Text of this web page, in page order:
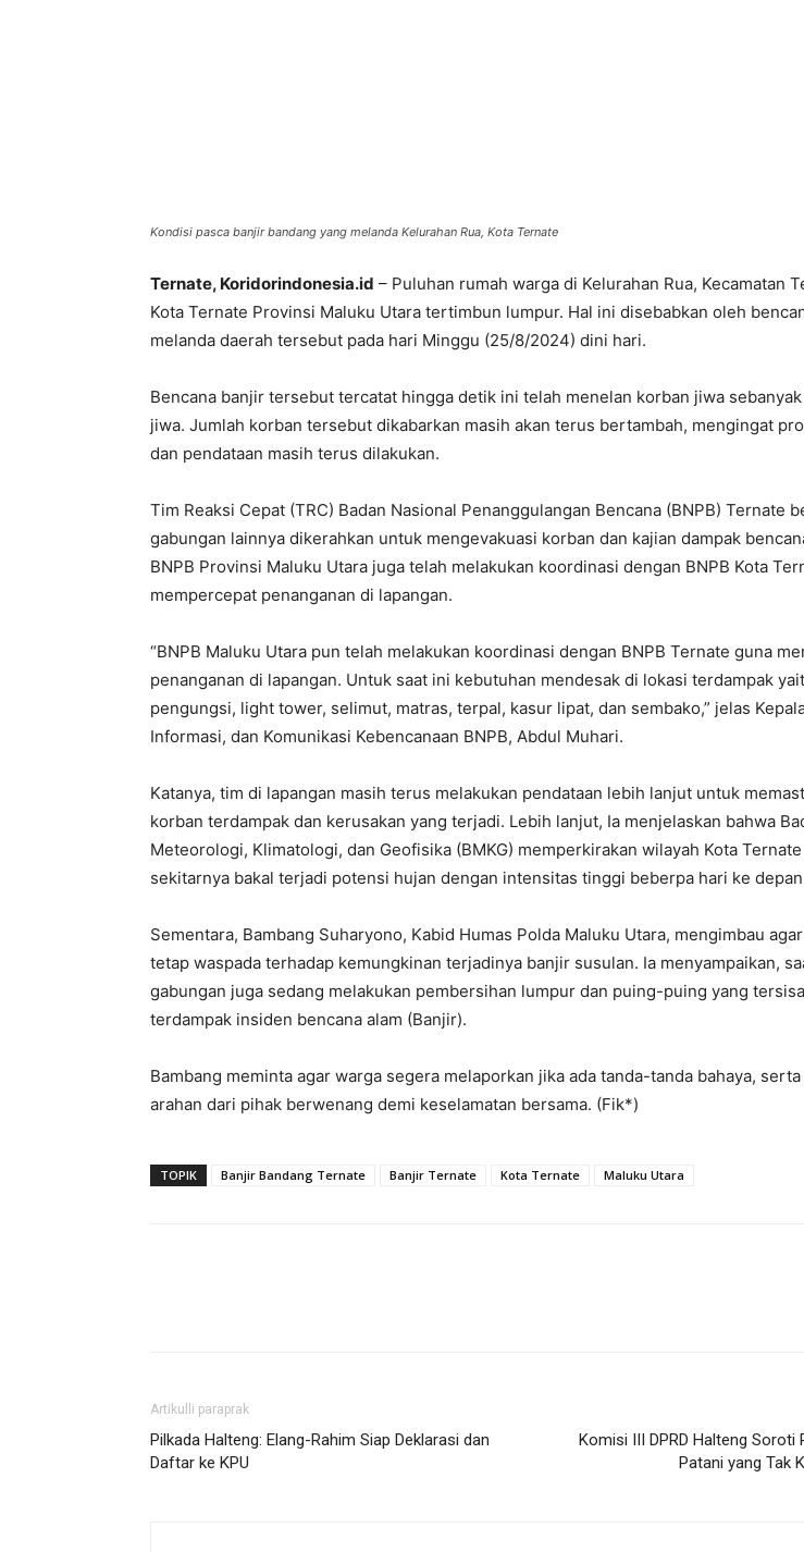
Kondisi pasca banjir bandang yang melanda Kelurahan Rua, Kota Ternate
Ternate, Koridorindonesia.id – Puluhan rumah warga di Kelurahan Rua, Kecamatan
Kota Ternate Provinsi Maluku Utara tertimbun lumpur. Hal ini disebabkan oleh
melanda daerah tersebut pada hari Minggu (25/8/2024) dini hari.
Bencana banjir tersebut tercatat hingga detik ini telah menelan korban jiwa
jiwa. Jumlah korban tersebut dikabarkan masih akan terus bertambah, mengingat
dan pendataan masih terus dilakukan.
Tim Reaksi Cepat (TRC) Badan Nasional Penanggulangan Bencana (BNPB) Ternate
gabungan lainnya dikerahkan untuk mengevakuasi korban dan kajian dampak
BNPB Provinsi Maluku Utara juga telah melakukan koordinasi dengan BNPB Kota
mempercepat penanganan di lapangan.
“BNPB Maluku Utara pun telah melakukan koordinasi dengan BNPB Ternate guna
penanganan di lapangan. Untuk saat ini kebutuhan mendesak di lokasi terdampak
pengungsi, light tower, selimut, matras, terpal, kasur lipat, dan sembako,” jelas
Informasi, dan Komunikasi Kebencanaan BNPB, Abdul Muhari.
Katanya, tim di lapangan masih terus melakukan pendataan lebih lanjut untuk
korban terdampak dan kerusakan yang terjadi. Lebih lanjut, Ia menjelaskan bahwa
Meteorologi, Klimatologi, dan Geofisika (BMKG) memperkirakan wilayah Kota
sekitarnya bakal terjadi potensi hujan dengan intensitas tinggi beberpa hari ke
Sementara, Bambang Suharyono, Kabid Humas Polda Maluku Utara, mengimbau
tetap waspada terhadap kemungkinan terjadinya banjir susulan. Ia menyampaikan,
gabungan juga sedang melakukan pembersihan lumpur dan puing-puing yang
terdampak insiden bencana alam (Banjir).
Bambang meminta agar warga segera melaporkan jika ada tanda-tanda bahaya,
arahan dari pihak berwenang demi keselamatan bersama. (Fik*)
TOPIK Banjir Bandang Ternate Banjir Ternate Kota Ternate Maluku Utara
Artikulli paraprak
Pilkada Halteng: Elang-Rahim Siap Deklarasi dan
Daftar ke KPU
Komisi III DPRD Halteng Soroti
Patani yang Tak